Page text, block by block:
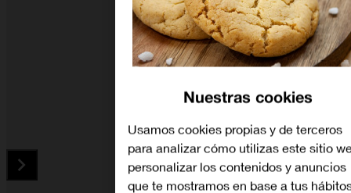
Nuestras cookies
Usamos cookies propias y de terceros
para analizar cómo utilizas este sitio
personalizar los contenidos y anuncios
que te mostramos en base a tus